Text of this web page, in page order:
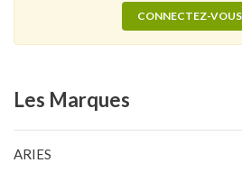
CONNECTEZ-
Les Marques
ARIES